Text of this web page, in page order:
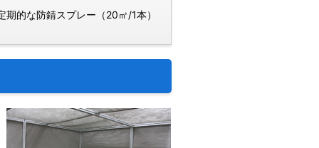
的な防錆スプレー（20㎡/1本）